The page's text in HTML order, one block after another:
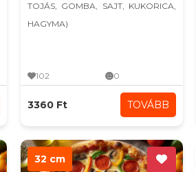
TOJÁS, GOMBA, SAJT, KUKORICA,
HAGYMA)
102 0
3360 Ft TOVÁBB
32 cm